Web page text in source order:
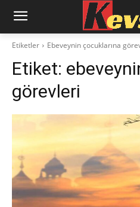
Etiketler Ebeveynin çocuklarına
Etiket:
görevleri